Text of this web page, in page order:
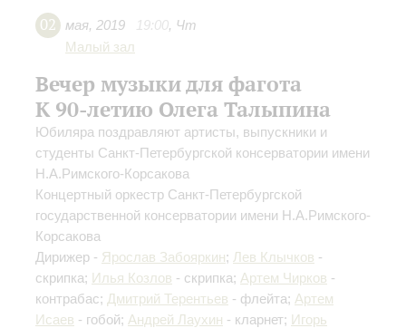
02 мая, 2019 19:00, Чт
Малый зал
Вечер музыки для фагота
К 90-летию Олега Талыпина
Юбиляра поздравляют артисты, выпускники и
студенты Санкт-Петербургской консерватории имени
Н.А.Римского-Корсакова
Концертный оркестр Санкт-Петербургской
государственной консерватории имени Н.А.Римского-
Корсакова
Дирижер - Ярослав Забояркин; Лев Клычков -
скрипка; Илья Козлов - скрипка; Артем Чирков -
контрабас; Дмитрий Терентьев - флейта; Артем
Исаев - гобой; Андрей Лаухин - кларнет; Игорь